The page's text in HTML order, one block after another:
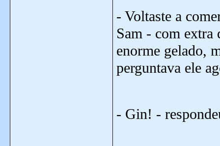
- Voltaste a
Sam - com extra
enorme gelado,
perguntava ele
- Gin! -